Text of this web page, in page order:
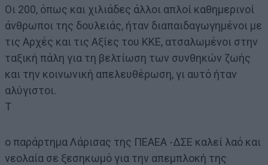
Οι 200, όπως και χιλιάδες άλλοι απλοί καθημερινοί
άνθρωποι της δουλειάς, ήταν διαπαιδαγωγημένοι με
τις Αρχές και τις Αξίες του ΚΚΕ, ατσαλωμένοι στην
ταξική πάλη για τη βελτίωση των συνθηκών ζωής
και την κοινωνική απελευθέρωση, γι αυτό ήταν
αλύγιστοι.
Τ
ο παράρτημα Λάρισας της ΠΕΑΕΑ -ΔΣΕ καλεί λαό και
νεολαία σε ξεσηκωμό για την απεμπλοκή της